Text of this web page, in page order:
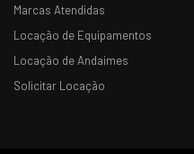
Marcas Atendidas
Locação de Equipamentos
Locação de Andaimes
Solicitar Locação